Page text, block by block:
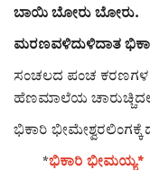
ಪುಸ್ತಕ ಪರಿಚಯ
ಸಾಧಕರ ಪರಿಚಯ
ಪತ್ರಕರ್ತರ ಪರಿಚಯ
ಬಾಯಿ ಬೋರು ಬೋರು.
ಮರಣವಳಿದುಳಿದಾತ
ಸಂಚಲದ ಪಂಚ
ಹೆಣಮಾಲೆಯ
ಭಿಕಾರಿ
*ಭಿಕಾರಿ ಭೀಮಯ್ಯ*